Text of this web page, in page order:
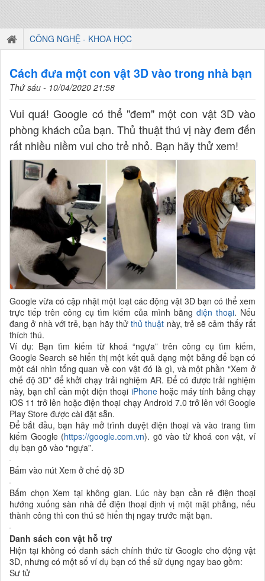
CÔNG NGHỆ - KHOA HỌC
Cách đưa một con vật 3D vào trong nhà bạn
Thứ sáu - 10/04/2020 21:58
Vui quá! Google có thể "đem" một con vật 3D vào
phòng khách của bạn. Thủ thuật thú vị này đem đến
rất nhiều niềm vui cho trẻ nhỏ. Bạn hãy thử xem!
Google vừa có cập nhật một loạt các động vật 3D bạn có thể xem
trực tiếp trên công cụ tìm kiếm của mình bằng điện thoại. Nếu
đang ở nhà với trẻ, bạn hãy thửthủ thuật này, trẻ sẽ cảm thấy rất
thích thú.
Ví dụ: Bạn tìm kiếm từ khoá “ngựa” trên công cụ tìm kiếm,
Google Search sẽ hiển thị một kết quả dạng một bảng để bạn có
một cái nhìn tổng quan về con vật đó là gì, và một phần “Xem ở
chế độ 3D” để khởi chạy trải nghiệm AR. Để có được trải nghiệm
này, bạn chỉ cần một điện thoại iPhonehoặc máy tính bảng chạy
iOS 11 trở lên hoặc điện thoại chạy Android 7.0 trở lên với Google
Play Store được cài đặt sẵn.
Để bắt đầu, bạn hãy mở trình duyệt điện thoại và vào trang tìm
kiếm Google (https://google.com.vn). gõ vào từ khoá con vật, ví
dụ bạn gõ vào “ngựa”.
Bấm vào nút Xem ở chế độ 3D
Bấm chọn Xem tại không gian. Lúc này bạn cần rê điện thoại
hướng xuống sàn nhà để điện thoại định vị một mặt phẳng, nếu
thành công thì con thú sẽ hiển thị ngay trước mặt bạn.
Danh sách con vật hỗ trợ
Hiện tại không có danh sách chính thức từ Google cho động vật
3D, nhưng có một số ví dụ bạn có thể sử dụng ngay bao gồm:
Sư tử